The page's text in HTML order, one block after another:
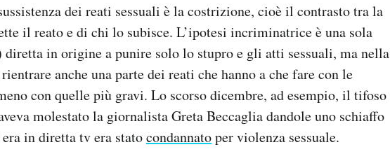
dei reati sessuali è la costrizione, cioè il contrasto tra la
il reato e di chi lo subisce. L’ipotesi incriminatrice è una sola
diretta in origine a punire solo lo stupro e gli atti sessuali, ma nella
anche una parte dei reati che hanno a che fare con le
con quelle più gravi. Lo scorso dicembre, ad esempio, il tifoso
molestato la giornalista Greta Beccaglia dandole uno schiaffo
in diretta tv era statocondannatoper violenza sessuale.